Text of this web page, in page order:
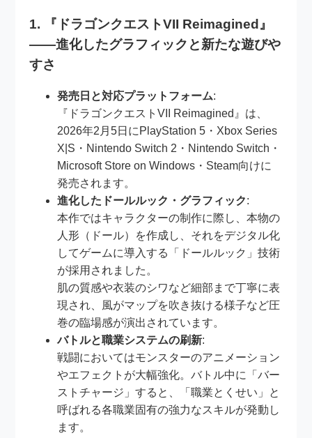
1. 『ドラゴンクエストVII Reimagined』
――進化したグラフィックと新たな遊びや
すさ
発売日と対応プラットフォーム:
『ドラゴンクエストVII Reimagined』は、
2026年2月5日にPlayStation 5・Xbox Series
X|S・Nintendo Switch 2・Nintendo Switch・
Microsoft Store on Windows・Steam向けに
発売されます。
進化したドールルック・グラフィック:
本作ではキャラクターの制作に際し、本物の
人形（ドール）を作成し、それをデジタル化
してゲームに導入する「ドールルック」技術
が採用されました。
肌の質感や衣装のシワなど細部まで丁寧に表
現され、風がマップを吹き抜ける様子など圧
巻の臨場感が演出されています。
バトルと職業システムの刷新:
戦闘においてはモンスターのアニメーション
やエフェクトが大幅強化。バトル中に「バー
ストチャージ」すると、「職業とくせい」と
呼ばれる各職業固有の強力なスキルが発動し
ます。